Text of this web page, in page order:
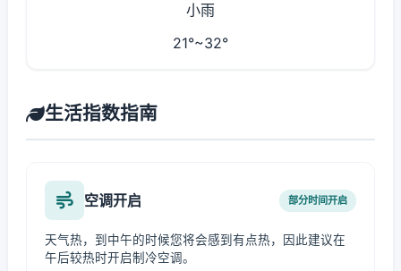
小雨
21°~32°
生活指数指南
空调开启 部分时间开启
天气热，到中午的时候您将会感到有点热，因此建议在
午后较热时开启制冷空调。